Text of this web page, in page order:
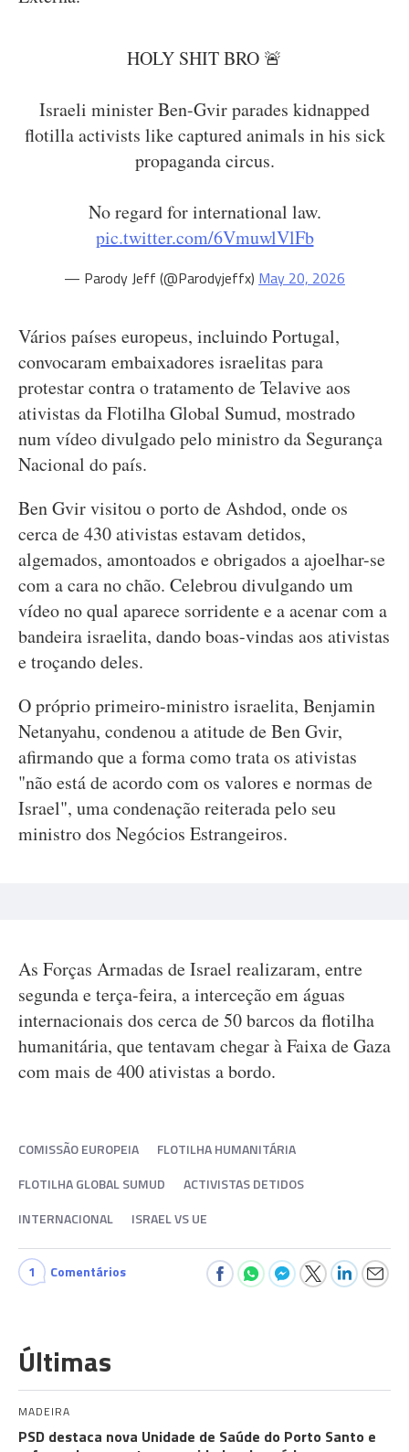
HOLY SHIT BRO 🚨
Israeli minister Ben-Gvir parades kidnapped
flotilla activists like captured animals in his sick
propaganda circus.
No regard for international law.
pic.twitter.com/6VmuwlVlFb
— Parody Jeff (@Parodyjeffx) May 20, 2026
Vários países europeus, incluindo Portugal,
convocaram embaixadores israelitas para
protestar contra o tratamento de Telavive aos
ativistas da Flotilha Global Sumud, mostrado
num vídeo divulgado pelo ministro da Segurança
Nacional do país.
Ben Gvir visitou o porto de Ashdod, onde os
cerca de 430 ativistas estavam detidos,
algemados, amontoados e obrigados a ajoelhar-se
com a cara no chão. Celebrou divulgando um
vídeo no qual aparece sorridente e a acenar com a
bandeira israelita, dando boas-vindas aos ativistas
e troçando deles.
O próprio primeiro-ministro israelita, Benjamin
Netanyahu, condenou a atitude de Ben Gvir,
afirmando que a forma como trata os ativistas
"não está de acordo com os valores e normas de
Israel", uma condenação reiterada pelo seu
ministro dos Negócios Estrangeiros.
As Forças Armadas de Israel realizaram, entre
segunda e terça-feira, a interceção em águas
internacionais dos cerca de 50 barcos da flotilha
humanitária, que tentavam chegar à Faixa de Gaza
com mais de 400 ativistas a bordo.
COMISSÃO EUROPEIA
FLOTILHA HUMANITÁRIA
FLOTILHA GLOBAL SUMUD
ACTIVISTAS DETIDOS
INTERNACIONAL
ISRAEL VS UE
1 Comentários
Últimas
MADEIRA
PSD destaca nova Unidade de Saúde do Porto Santo e